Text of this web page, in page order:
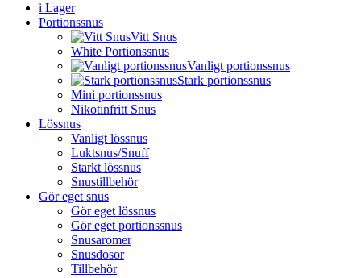
i Lager
Portionssnus
Vitt Snus
White Portionssnus
Vanligt portionssnus
Stark portionssnus
Mini portionssnus
Nikotinfritt Snus
Lössnus
Vanligt lössnus
Luktsnus/Snuff
Starkt lössnus
Snustillbehör
Gör eget snus
Gör eget lössnus
Gör eget portionssnus
Snusaromer
Snusdosor
Tillbehör